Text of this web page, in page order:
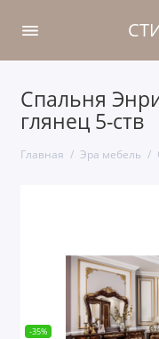
Спальня
глянец 5-ств
Главная Эра мебель
-35%